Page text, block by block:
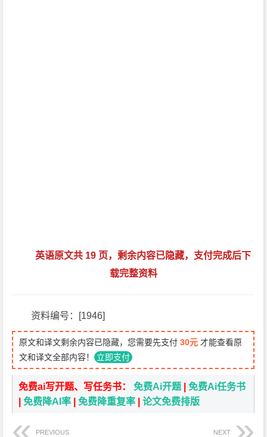
英语原文共 19 页，剩余内容已隐藏，支付完成后下
载完整资料
资料编号：[1946]
原文和译文剩余内容已隐藏，您需要先支付30元 才能查看原
文和译文全部内容！ 立即支付
免费ai写开题、写任务书：免费Ai开题 |免费Ai任务书
|免费降AI率 |免费降重复率 |论文免费排版
PREVIOUS NEXT